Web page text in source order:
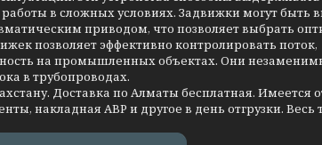
в сложных условиях. Задвижки могут быть
приводом, что позволяет выбрать
позволяет эффективно контролировать поток,
на промышленных объектах. Они
в трубопроводах.
Доставка по Алматы бесплатная. Имеется
накладная АВР и другое в день отгрузки. Весь